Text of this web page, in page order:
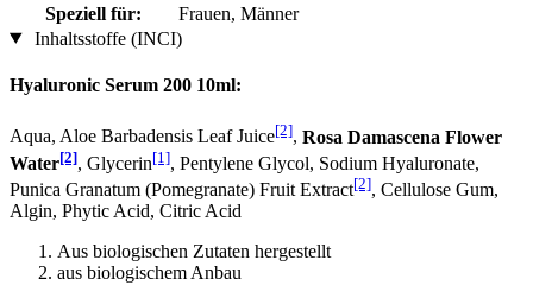
Speziell für:
Frauen, Männer
Inhaltsstoffe (INCI)
Hyaluronic Serum 200 10ml:
Aqua, Aloe Barbadensis Leaf Juice[2], Rosa Damascena Flower
Water[2], Glycerin[1], Pentylene Glycol, Sodium Hyaluronate,
Punica Granatum (Pomegranate) Fruit Extract[2], Cellulose Gum,
Algin, Phytic Acid, Citric Acid
Aus biologischen Zutaten hergestellt
aus biologischem Anbau